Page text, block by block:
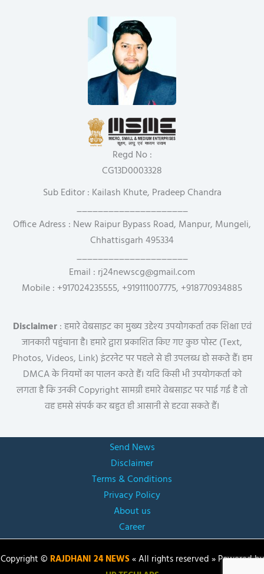
Regd No :
CG13D0003328
Sub Editor : Kailash Khute, Pradeep Chandra
_____________________
Office Adress : New Raipur Bypass Road, Manpur, Mungeli,
Chhattisgarh 495334
_____________________
Email : rj24newscg@gmail.com
Mobile : +917024235555, +919111007775, +918770934885
Disclaimer: हमारे वेबसाइट का मुख्य उद्देश्य उपयोगकर्ता तक शिक्षा एवं
जानकारी पहुंचाना है। हमारे द्वारा प्रकाशित किए गए कुछ पोस्ट (Text,
Photos, Videos, Link) इंटरनेट पर पहले से ही उपलब्ध हो सकते हैं। हम
DMCA के नियमों का पालन करते हैं। यदि किसी भी उपयोगकर्ता को
लगता है कि उनकी Copyright सामग्री हमारे वेबसाइट पर पाई गई है तो
वह हमसे संपर्क कर बहुत ही आसानी से हटवा सकते हैं।
Send News
Disclaimer
Terms & Conditions
Privacy Policy
About us
Career
Copyright © RAJDHANI 24 NEWS« All rights reserved » Powered by